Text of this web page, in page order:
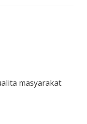
masyarakat